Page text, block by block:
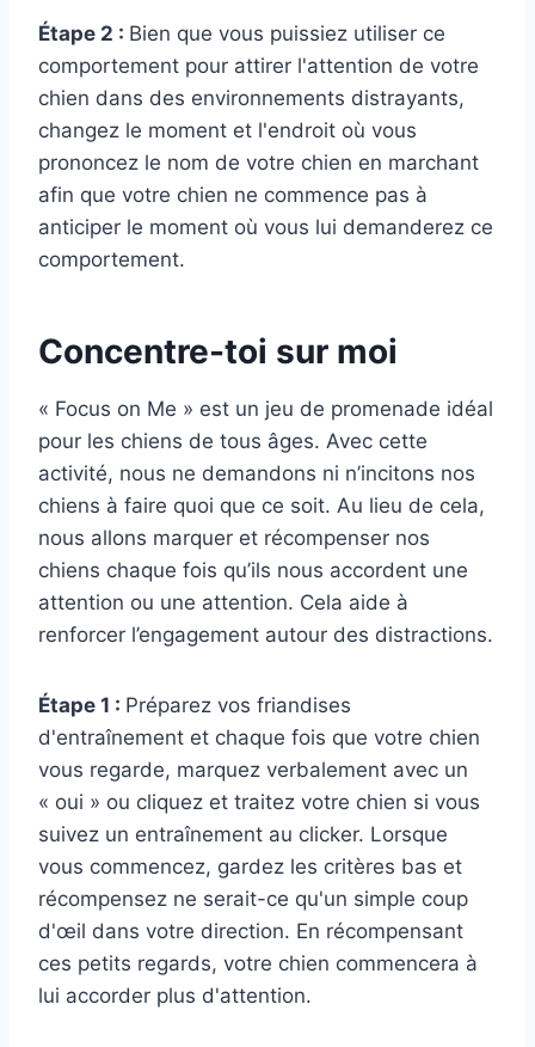
Étape 2 : Bien que vous puissiez utiliser ce
comportement pour attirer l'attention de votre
chien dans des environnements distrayants,
changez le moment et l'endroit où vous
prononcez le nom de votre chien en marchant
afin que votre chien ne commence pas à
anticiper le moment où vous lui demanderez ce
comportement.
Concentre-toi sur moi
« Focus on Me » est un jeu de promenade idéal
pour les chiens de tous âges. Avec cette
activité, nous ne demandons ni n’incitons nos
chiens à faire quoi que ce soit. Au lieu de cela,
nous allons marquer et récompenser nos
chiens chaque fois qu’ils nous accordent une
attention ou une attention. Cela aide à
renforcer l’engagement autour des distractions.
Étape 1 : Préparez vos friandises
d'entraînement et chaque fois que votre chien
vous regarde, marquez verbalement avec un
« oui » ou cliquez et traitez votre chien si vous
suivez un entraînement au clicker. Lorsque
vous commencez, gardez les critères bas et
récompensez ne serait-ce qu'un simple coup
d'œil dans votre direction. En récompensant
ces petits regards, votre chien commencera à
lui accorder plus d'attention.